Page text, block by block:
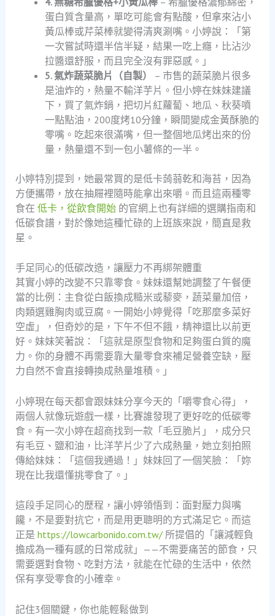
蛋白質含量高，單吃可能會有點酸，但拿來沾小
黃瓜棒或芹菜棒就變得清爽涮嘴。小婷說：「第
一次嘗試時還半信半疑，結果一吃上癮，比沾沙
拉醬還舒服，而且完全沒有罪惡感。」
5. 氣炸蔬菜脆片（自製）
– 市售的蔬菜脆片很多
是油炸的，熱量不輸洋芋片。但小婷在妹妹建議
下，買了氣炸鍋，把切片紅蘿蔔、地瓜、秋葵噴
一點點油，200度烤10分鐘，瞬間變成金黃酥脆的
零嘴。吃起來很滿嘴，但一整個地瓜烤出來的份
量，熱量還不到一包小薯條的一半。
小婷特別提到，她最常買的是低卡蒟蒻乾和海苔，因為
方便攜帶，放在抽屜裡隨時能拿出來嚼。而且這兩種零
食在 低卡，從飲食開始的官網上也有詳細的選購指南和
低碳食譜，對於像她這種忙碌的上班族來說，簡直是救
星。
手足同心的低碳改造，讓壓力不再綁架體重
其實小婷的改變不只靠零食。妹妹還幫她調整了午餐便
當的比例：主食從白飯換成糙米或藜麥，蔬菜量加倍，
肉類選雞胸肉或豆腐。一開始小婷覺得「吃那麼多菜好
空虛」，但奇妙的是，下午不但不餓，精神還比以前更
好。妹妹笑著說：「這就是原型食物和足夠蛋白質的魔
力。你的身體不再需要靠大量零食來補足營養空缺，壓
力自然不會直接轉換成熱量堆積。」
小婷現在每天都會跟妹妹分享今天的「嚼零食心得」，
兩個人就像玩遊戲一樣，比賽誰發現了更好吃的低碳零
食。有一次小婷在超商找到一款「毛豆脆片」，成分只
有毛豆、鹽和油，比洋芋片少了六成熱量，她立刻拍照
傳給妹妹：「這個我通過！」妹妹回了一個笑臉：「妳
現在比我還懂挑零食了。」
這段手足同心的歷程，讓小婷領悟到：面對壓力與嘴
饞，不是要對抗它，而是用更聰明的方式滿足它。而這
正是 https://lowcarbonido.com.tw/所提倡的「讓減輕負
擔成為一種有感的日常成就」——不需要痛苦的節食，只
需要選對食物、吃對方法，就能在忙碌的生活中，依然
保有享受零食的小確幸。
記住3個關鍵，你也能輕鬆做到